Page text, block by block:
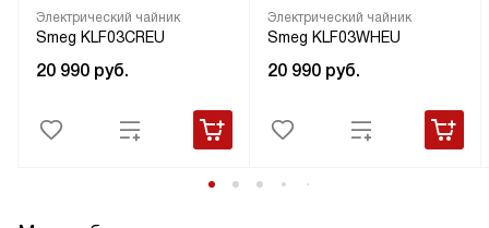
Электрический чайник
Smeg KLF03CREU
20 990 руб.
Электрический чайник
Smeg KLF03WHEU
20 990 руб.